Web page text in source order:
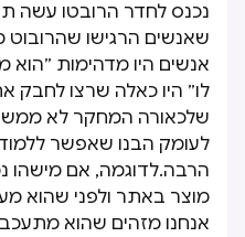
נכנס לחדר הרובטו עשה
שאנשים הרגישו שהרובוט
אנשים היו מדהימות ״הוא
לו״ היו כאלה שרצו לחבק
לעומק הבנו שאפשר
הרבה.לדוגמה, אם מישהו
מוצר באתר ולפני שהוא
אנחנו מזהים שהוא